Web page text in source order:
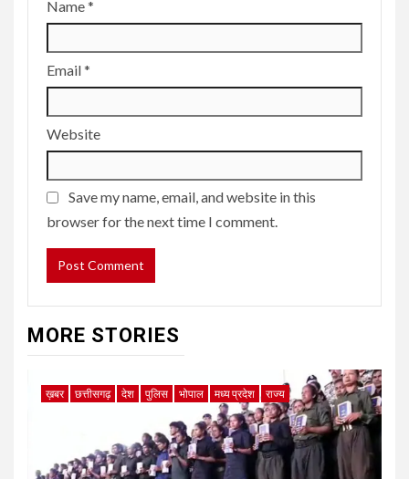
Name*
Email*
Website
Save my name, email, and website in this
browser for the next time I comment.
MORE STORIES
ख़बर छत्तीसगढ़ देश पुलिस भोपाल मध्य प्रदेश राज्य